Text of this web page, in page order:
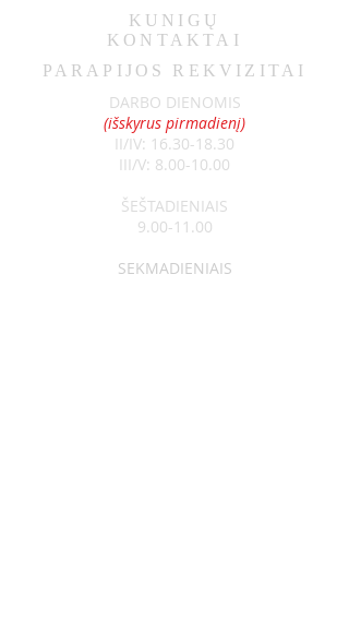
KUNIGŲ
KONTAKTAI
PARAPIJOS REKVIZITAI
DARBO DIENOMIS
(išskyrus pirmadienį)
II/IV: 16.30-18.30
III/V: 8.00-10.00
ŠEŠTADIENIAIS
9.00-11.00
SEKMADIENIAIS